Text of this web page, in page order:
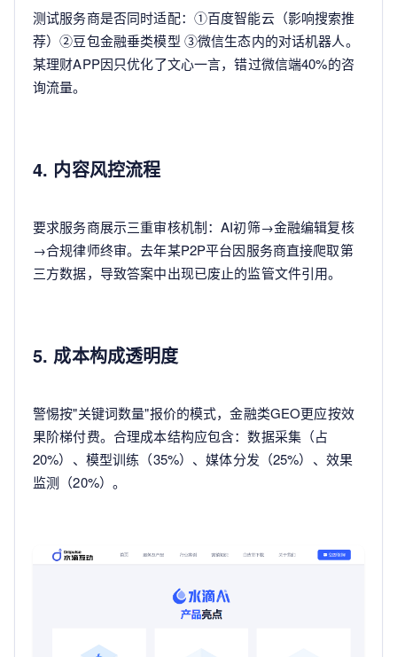
测试服务商是否同时适配：①百度智能云（影响搜索推
荐）②豆包金融垂类模型 ③微信生态内的对话机器人。
某理财APP因只优化了文心一言，错过微信端40%的咨
询流量。
4. 内容风控流程
要求服务商展示三重审核机制：AI初筛→金融编辑复核
→合规律师终审。去年某P2P平台因服务商直接爬取第
三方数据，导致答案中出现已废止的监管文件引用。
5. 成本构成透明度
警惕按"关键词数量"报价的模式，金融类GEO更应按效
果阶梯付费。合理成本结构应包含：数据采集（占
20%）、模型训练（35%）、媒体分发（25%）、效果
监测（20%）。